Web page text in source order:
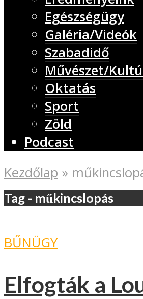
Egészségügy
Galéria/Videók
Szabadidő
Művészet/
Oktatás
Sport
Zöld
Podcast
Kezdőlap »
Tag - műkincslopás
BŰNÜGY
Elfogták a